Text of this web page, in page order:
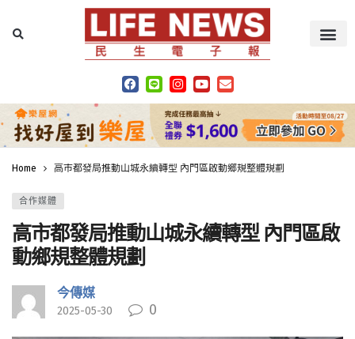
Home 高市都發局推動山城永續轉型 內門區啟動鄉規整體規劃
合作媒體
高市都發局推動山城永續轉型 內門區啟
動鄉規整體規劃
今傳媒
2025-05-30 0